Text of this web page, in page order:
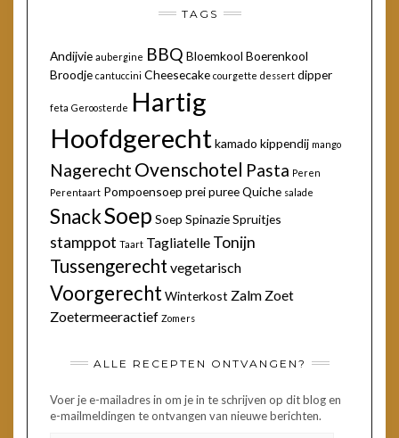
TAGS
Andijvie aubergine BBQ Bloemkool Boerenkool
Broodje cantuccini Cheesecake courgette dessert dipper
feta Geroosterde Hartig
Hoofdgerecht kamado kippendij mango
Nagerecht Ovenschotel Pasta Peren
Perentaart Pompoensoep preipureeQuiche salade
SnackSoep Soep SpinazieSpruitjes
stamppot Taart Tagliatelle Tonijn
Tussengerecht vegetarisch
VoorgerechtWinterkost Zalm Zoet
Zoetermeeractief Zomers
ALLE RECEPTEN ONTVANGEN?
Voer je e-mailadres in om je in te schrijven op dit blog en
e-mailmeldingen te ontvangen van nieuwe berichten.